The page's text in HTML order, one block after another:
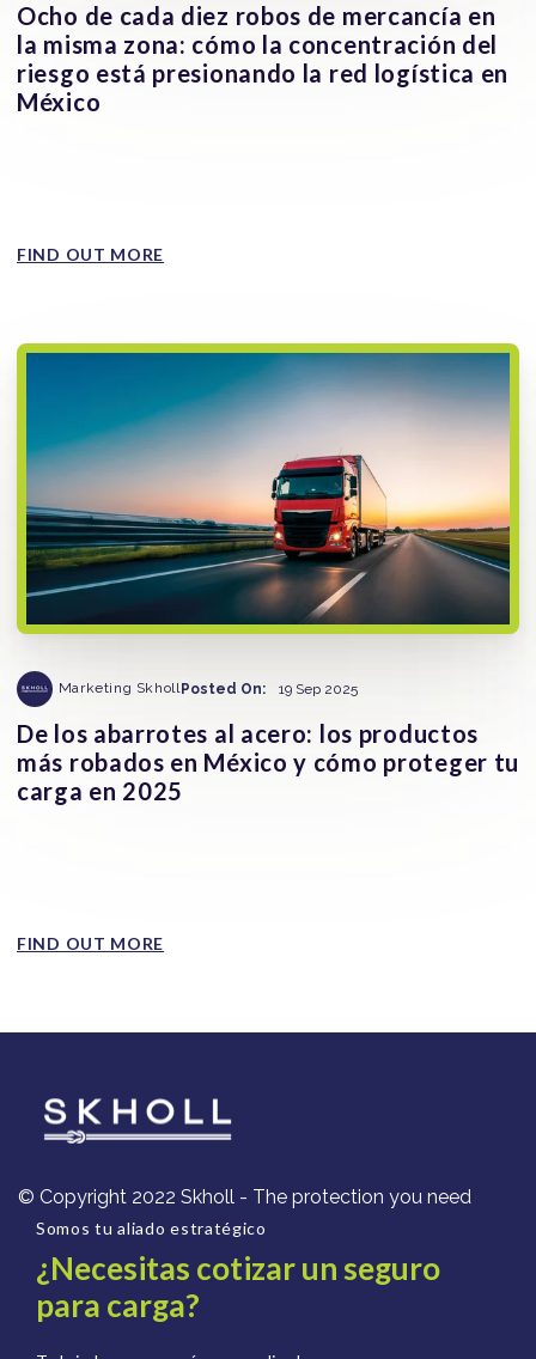
Ocho de cada diez robos de mercancía en
la misma zona: cómo la concentración del
riesgo está presionando la red logística en
México
FIND OUT MORE
Marketing SkhollPosted On: 19 Sep 2025
De los abarrotes al acero: los productos
más robados en México y cómo proteger tu
carga en 2025
FIND OUT MORE
© Copyright 2022 Skholl - The protection you need
Somos tu aliado estratégico
¿Necesitas cotizar un seguro
para carga?